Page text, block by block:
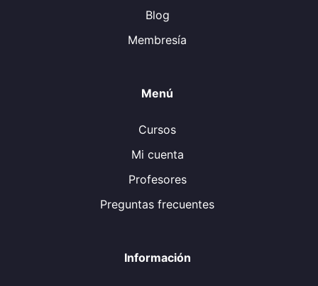
Blog
Membresía
Menú
Cursos
Mi cuenta
Profesores
Preguntas frecuentes
Información